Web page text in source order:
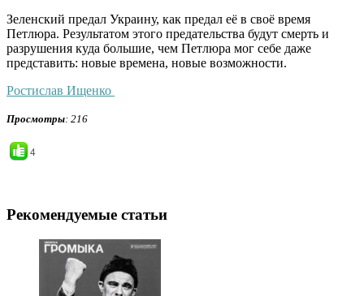
Зеленский предал Украину, как предал её в своё время
Петлюра. Результатом этого предательства будут смерть и
разрушения куда большие, чем Петлюра мог себе даже
представить: новые времена, новые возможности.
Ростислав Ищенко
Просмотры: 216
4
Рекомендуемые статьи